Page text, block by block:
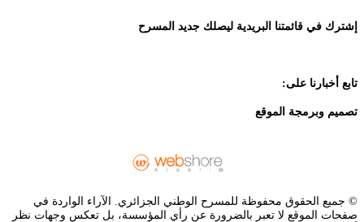
إشترك في قائمتنا البريدية ليصلك جديد المسرح
تابع أخبارنا على:
تصميم وبرمجة الموقع
© جميع الحقوق محفوظة للمسرح الوطني الجزائري. الآراء الواردة في
صفحات الموقع لا تعبر بالضرورة عن رأي المؤسسة، بل تعكس وجهات نظر